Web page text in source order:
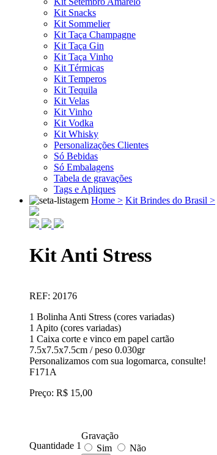
Kit Snacks
Kit Sommelier
Kit Taça Champagne
Kit Taça Gin
Kit Taça Vinho
Kit Térmicas
Kit Temperos
Kit Tequila
Kit Velas
Kit Vinho
Kit Vodka
Kit Whisky
Personalizações Clientes
Só Bebidas
Só Embalagens
Tabela de gravações
Tags e Apliques
Home > Kit Brindes do Brasil >
Kit Anti Stress
REF: 20176
1 Bolinha Anti Stress (cores variadas)
1 Apito (cores variadas)
1 Caixa corte e vinco em papel cartão
7.5x7.5x7.5cm / peso 0.030gr
Personalizamos com sua logomarca, consulte!
F171A
Preço: R$ 15,00
Quantidade 1
Gravação
Sim
Não